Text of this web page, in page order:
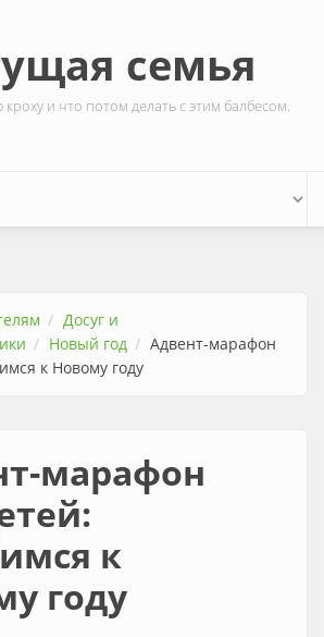
семья
кроху и что потом делать с этим балбесом.
Досуг и
Новый год
Адвент-марафон
к Новому году
марафон
к
году